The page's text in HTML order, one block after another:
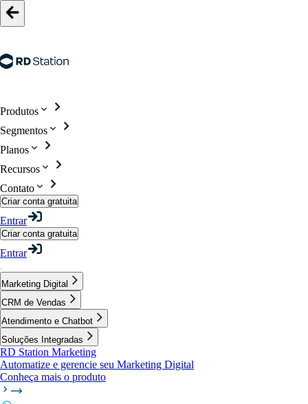
Produtos
Segmentos
Planos
Recursos
Contato
Criar conta gratuita
Entrar
Criar conta gratuita
Entrar
Marketing Digital
CRM de Vendas
Atendimento e Chatbot
Soluções Integradas
RD Station Marketing
Automatize e gerencie seu Marketing Digital
Conheça mais o produto